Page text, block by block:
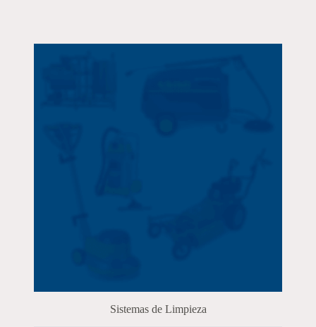
Sistemas de Limpieza